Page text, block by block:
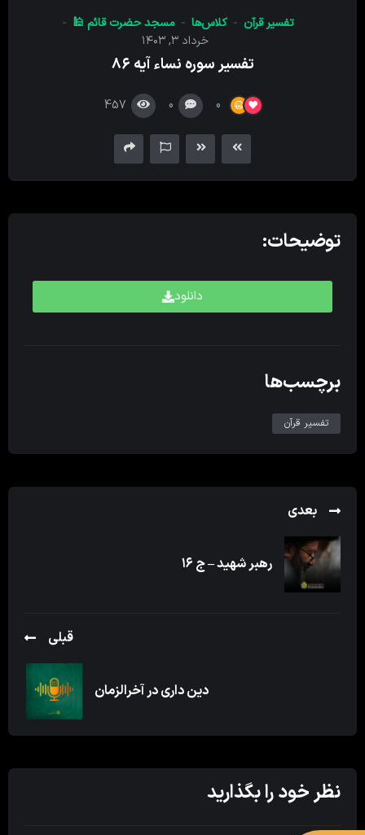
تفسیر قرآن کلاس‌ها
مسجد حضرت قائم 🕌
خرداد ۳, ۱۴۰۳
تفسیر سوره نساء آیه ۸۶
0
0
457
توضیحات:
دانلود
برچسب‌ها
تفسیر قرآن
بعدی
رهبر شهید – ج ۱۶
قبلی
دین داری در آخرالزمان
نظر خود را بگذارید